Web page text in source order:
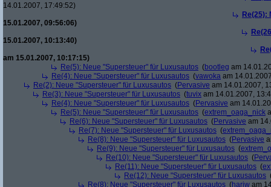
14.01.2007, 17:49:52)
Re(25):
15.01.2007, 09:56:06)
15.01.2007, 10:13:40)
am 15.01.2007, 10:17:15)
Re(5): Neue "Supersteuer" für Luxusautos (bootleg am
Re(4): Neue "Supersteuer" für Luxusautos (vawoka am
Re(2): Neue "Supersteuer" für Luxusautos (Pervasive am 14.01.2007,
Re(3): Neue "Supersteuer" für Luxusautos (tuvix am 14.01.2007,
Re(4): Neue "Supersteuer" für Luxusautos (Pervasive am
Re(5): Neue "Supersteuer" für Luxusautos (extrem_oaga_nick
Re(6): Neue "Supersteuer" für Luxusautos (Pervasive am
Re(7): Neue "Supersteuer" für Luxusautos (
Re(8): Neue "Supersteuer" für Luxusautos (Pervasive
Re(9): Neue "Supersteuer" für Luxusautos (
Re(10): Neue "Supersteuer" für Luxusautos (
Re(11): Neue "Supersteuer" für Luxusautos (
Re(12): Neue "Supersteuer" für Luxusautos
Re(8): Neue "Supersteuer" für Luxusautos (hariw am